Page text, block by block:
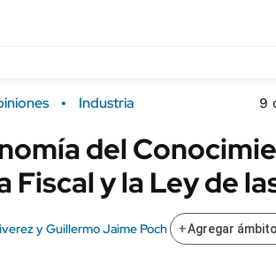
Sustentabilidad
Seguros
ENERGY REPORT
POLÍTICA
Industria 9
del
Fiscal y la Ley de
y Guillermo Jaime Poch +Agregar